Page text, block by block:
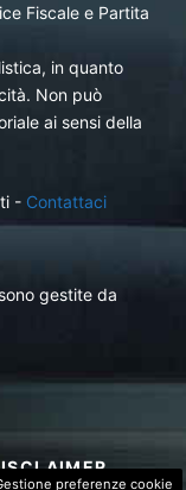
Fiscale e Partita
in quanto
Non può
ai sensi della
- Contattaci
gestite da
preferenze cookie